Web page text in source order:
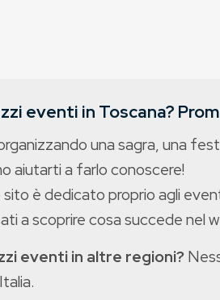
eventi in Toscana?
una sagra, una
aiutarti a farlo conoscere!
sito è dedicato proprio agli
a scoprire cosa succede nel
eventi in altre regioni?